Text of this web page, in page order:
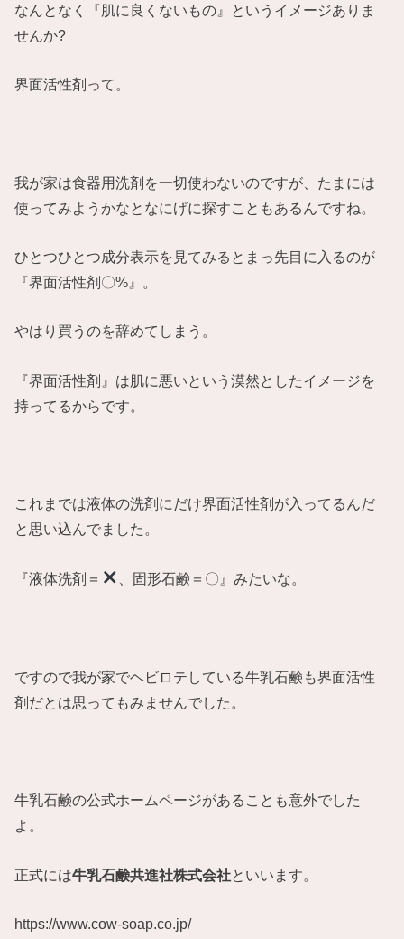
なんとなく『肌に良くないもの』というイメージありま
せんか?
界面活性剤って。
我が家は食器用洗剤を一切使わないのですが、たまには
使ってみようかなとなにげに探すこともあるんですね。
ひとつひとつ成分表示を見てみるとまっ先目に入るのが
『界面活性剤〇%』。
やはり買うのを辞めてしまう。
『界面活性剤』は肌に悪いという漠然としたイメージを
持ってるからです。
これまでは液体の洗剤にだけ界面活性剤が入ってるんだ
と思い込んでました。
『液体洗剤＝ 、固形石鹸＝〇』みたいな。
ですので我が家でヘビロテしている牛乳石鹸も界面活性
剤だとは思ってもみませんでした。
牛乳石鹸の公式ホームページがあることも意外でした
よ。
正式には牛乳石鹸共進社株式会社といいます。
https://www.cow-soap.co.jp/